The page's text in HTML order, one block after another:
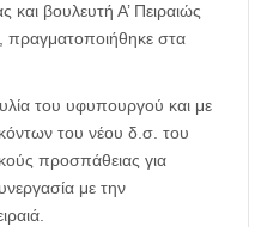
και βουλευτή Α’ Πειραιώς
, πραγματοποιήθηκε στα
του υφυπουργού και με
του νέου δ.σ. του
προσπάθειας για
με την